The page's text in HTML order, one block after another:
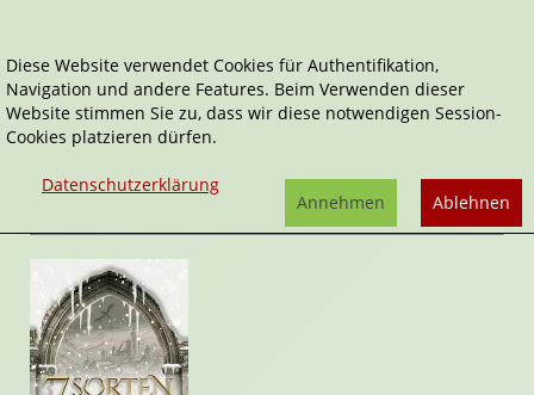
Home Belletristik Fantasy 7 Sorten Schnee
7 Sorten Schnee
Rezension von Stefan Cernohuby | 17. November 2024
Diese Website verwendet Cookies für Authentifikation,
Navigation und andere Features. Beim Verwenden dieser
Website stimmen Sie zu, dass wir diese notwendigen Session-
Cookies platzieren dürfen.
Datenschutzerklärung
Ablehnen
Annehmen